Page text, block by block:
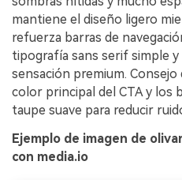
mantiene el diseño ligero
refuerza barras de
tipografía sans serif simple y
sensación premium. Consejo
color principal del CTA y los
taupe suave para reducir
Ejemplo de imagen de
con media.io